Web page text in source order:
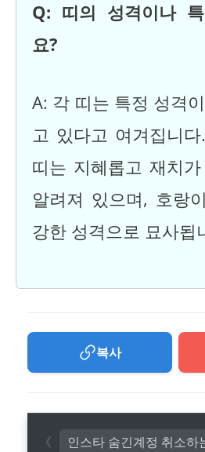
Q: 띠의 성격이나
요?
A: 각 띠는 특정 성격
고 있다고 여겨집니
띠는 지혜롭고 재치
알려져 있으며, 호랑
강한 성격으로 묘사됩
복사
인스타 숨긴계정 취소하